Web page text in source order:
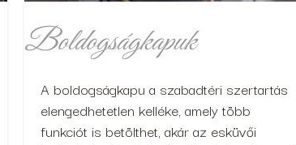
Boldogságkapuk
A boldogságkapu a szabadtéri szertartás
elengedhetetlen kelléke, amely több
funkciót is betölthet, akár az esküvői